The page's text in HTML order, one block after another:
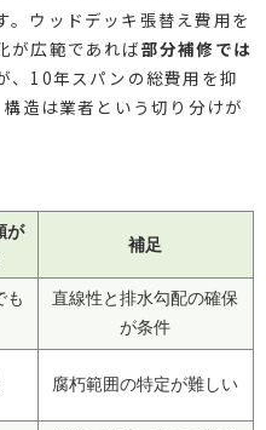
。ウッドデッキ張替え費用を
が広範であれば部分補修では
、10年スパンの総費用を抑
造は業者という切り分けが
が
補足
も
直線性と排水勾配の確保
が条件
腐朽範囲の特定が難しい